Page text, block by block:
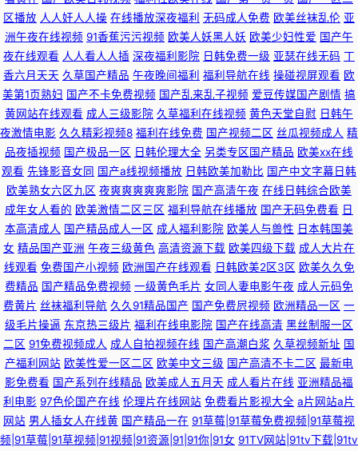
区播放 人人奸人人操 在线播放深夜福利 无码成人免费 欧美丝袜乱伦 亚
洲午夜在线视频 91香蕉污污视频 欧美人妖黑人妖 欧美少妇性爱 国产午
夜在线观看 人人看人人插 深夜福利影院 日韩免费一级 亚瑟在线无码 丁
香六月天天 久草国产精品 午夜晚间福利 福利导航在线 操碰视屏观看 欧
美第1页熟妇 国产不卡免费视频 国产乱来乱子视频 爱豆传媒国产剧情 搞
黄网站在线观看 成人三级影院 久草福利在线视频 黄色天堂自慰 日韩午
夜激情电影 久久精彩视频8 福利在线免费 国产视频二区 丝瓜视频成人 精
品夜插视频 国产极品一区 日韩伦理大全 另类专区国产精品 欧美xx在线
观看 先锋影音女同 国产a线视频播放 日韩欧美加勒比 国产中文字幕日韩
欧美熟女六区九区 夜爽爽爽爽爽影院 国产高清午夜 在线日韩综合欧美
成年女人看的 欧美激情二区三区 福利导航在线播放 国产无码免费看 日
本高清成人 国产精品成人一区 成人福利影院 欧美人与兽性 日本韩国美
女 精品国产亚洲 午夜三级黄色 高清资源下载 欧美四级下载 成人大片在
线观看 免费国产小视频 欧洲国产在线观看 日韩欧美2区3区 欧美久久免
费精品 国产精品免费视频 一级黄色毛片 女同人妻电影午夜 成人元码免
费黄片 丝袜福利导航 久久91精品国产 国产免费屄视频 欧洲精品一区 一
级毛片操逼 东京热三级片 福利在线电影院 国产在线高清 黑丝制服一区
二区 91免费视频成人 成人自拍视频在线 国产高潮白浆 久草视频新址 国
产福利网站 欧美性爱一区二区 欧美中文三级 国产高清不卡二区 最新电
影免费看 国产系列在线精品 欧美成人五月天 成人看片在线 亚洲精品福
利电影 97色伦国产在线 伦理片在线网站 免费看片影视大全 a片网站a片
网站 男人插女人在线黄 国产精品一在 91草莓|91草莓免费视频|91草莓视
频|91草莓|91草视频|91视频|91资源|91|91你|91女 91TV网站|91tv下载|91tv